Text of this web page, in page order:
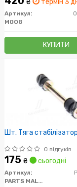
₴ термін 3
Артикул:
MOOG
КУПИТИ
Шт. Тяга
0 відгуків
175 ₴ сьогодні
Артикул:
PARTS MALL (PMC)